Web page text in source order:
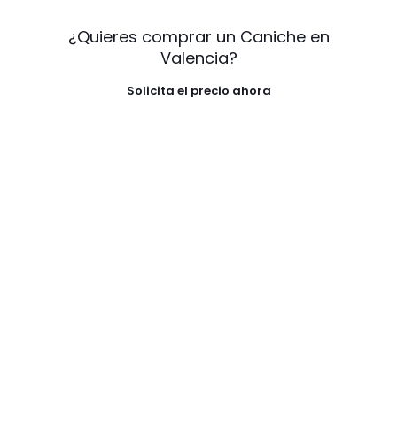
¿Quieres comprar un Caniche en
Valencia?
Solicita el precio ahora